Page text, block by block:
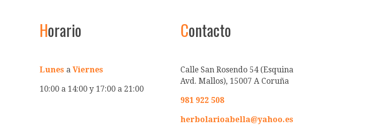
Horario
Lunes a Viernes
10:00 a 14:00 y 17:00 a 21:00
Contacto
Calle San Rosendo 54 (Esquina
Avd. Mallos), 15007 A Coruña
981 922 508
herbolarioabella@yahoo.es